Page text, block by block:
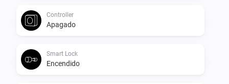
Controller
Apagado
Smart Lock
Encendido